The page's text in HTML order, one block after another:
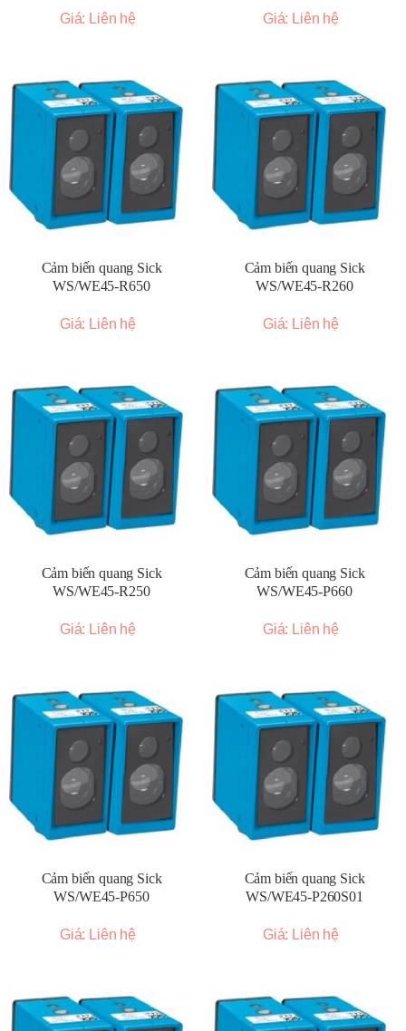
Giá: Liên hệ Giá: Liên hệ
Cảm biến quang Sick
WS/WE45-R650
Giá: Liên hệ
Cảm biến quang Sick
WS/WE45-R260
Giá: Liên hệ
Cảm biến quang Sick
WS/WE45-R250
Giá: Liên hệ
Cảm biến quang Sick
WS/WE45-P660
Giá: Liên hệ
Cảm biến quang Sick
WS/WE45-P650
Giá: Liên hệ
Cảm biến quang Sick
WS/WE45-P260S01
Giá: Liên hệ